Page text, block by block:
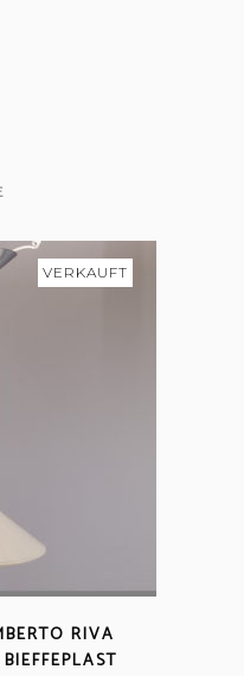
VERKAUFT
RIVA